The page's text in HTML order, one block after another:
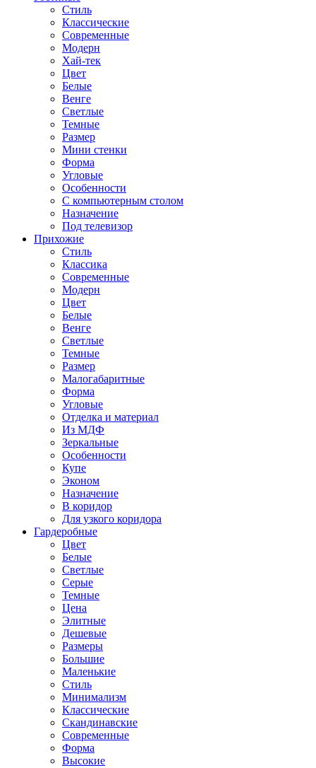
Стиль
Классические
Современные
Модерн
Хай-тек
Цвет
Белые
Венге
Светлые
Темные
Размер
Мини стенки
Форма
Угловые
Особенности
С компьютерным столом
Назначение
Под телевизор
Прихожие
Стиль
Классика
Современные
Модерн
Цвет
Белые
Венге
Светлые
Темные
Размер
Малогабаритные
Форма
Угловые
Отделка и материал
Из МДФ
Зеркальные
Особенности
Купе
Эконом
Назначение
В коридор
Для узкого коридора
Гардеробные
Цвет
Белые
Светлые
Серые
Темные
Цена
Элитные
Дешевые
Размеры
Большие
Маленькие
Стиль
Минимализм
Классические
Скандинавские
Современные
Форма
Высокие